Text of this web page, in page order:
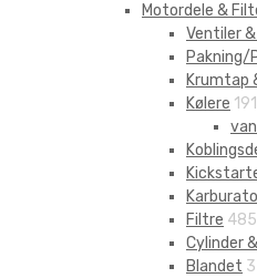
Motordele &
Ventiler
Pakning/
Krumtap
Kølere 191
Filtre 485
Cylinder
Blandet 3